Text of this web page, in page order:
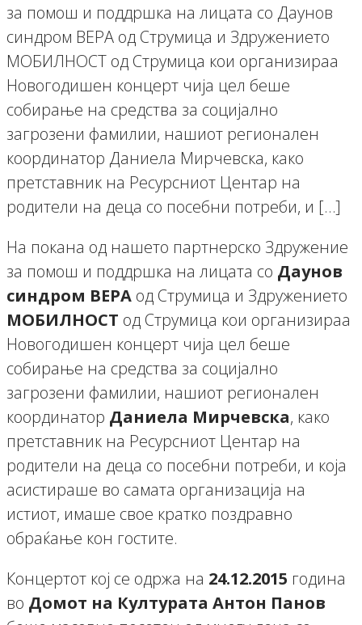
за помош и поддршка на лицата со Даунов
синдром ВЕРА од Струмица и Здружението
МОБИЛНОСТ од Струмица кои организираа
Новогодишен концерт чија цел беше
собирање на средства за социјално
загрозени фамилии, нашиот регионален
координатор Даниела Мирчевска, како
претставник на Ресурсниот Центар на
родители на деца со посебни потреби, и […]
На покана од нашето партнерско Здружение
за помош и поддршка на лицата со Даунов
синдром ВЕРА од Струмица и Здружението
МОБИЛНОСТ од Струмица кои организираа
Новогодишен концерт чија цел беше
собирање на средства за социјално
загрозени фамилии, нашиот регионален
координатор Даниела Мирчевска, како
претставник на Ресурсниот Центар на
родители на деца со посебни потреби, и која
асистираше во самата организација на
истиот, имаше свое кратко поздравно
обраќање кон гостите.
Концертот кој се одржа на 24.12.2015 година
во Домот на Културата Антон Панов